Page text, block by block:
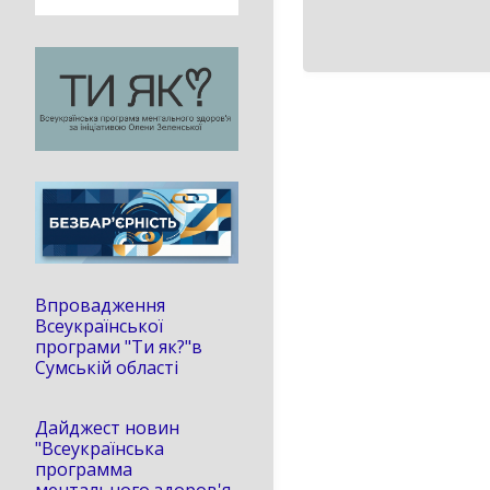
Впровадження
Всеукраїнської
програми "Ти як?"в
Сумській області
Дайджест новин
"Всеукраїнська
программа